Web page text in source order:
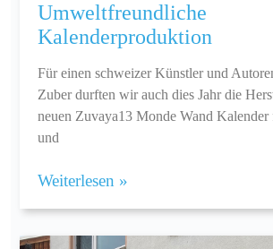
Umweltfreundliche
Kalenderproduktion
Für einen schweizer Künstler und
Zuber durften wir auch dies Jahr die
neuen Zuvaya13 Monde Wand Kalender
und
Weiterlesen »